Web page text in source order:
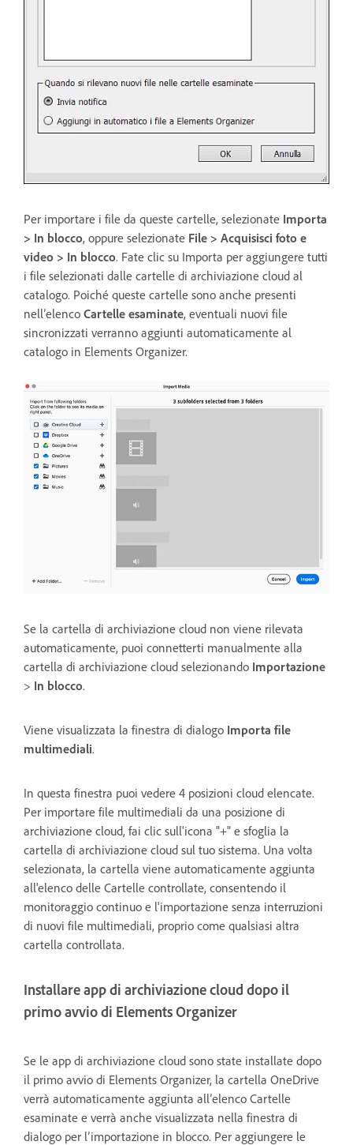
Per importare i file da queste cartelle, selezionate Importa
> In blocco, oppure selezionate File > Acquisisci foto e
video > In blocco. Fate clic su Importa per aggiungere tutti
i file selezionati dalle cartelle di archiviazione cloud al
catalogo. Poiché queste cartelle sono anche presenti
nell’elenco Cartelle esaminate, eventuali nuovi file
sincronizzati verranno aggiunti automaticamente al
catalogo in Elements Organizer.
Se la cartella di archiviazione cloud non viene rilevata
automaticamente, puoi connetterti manualmente alla
cartella di archiviazione cloud selezionando Importazione
> In blocco.
Viene visualizzata la finestra di dialogo Importa file
multimediali.
In questa finestra puoi vedere 4 posizioni cloud elencate.
Per importare file multimediali da una posizione di
archiviazione cloud, fai clic sull'icona "+" e sfoglia la
cartella di archiviazione cloud sul tuo sistema. Una volta
selezionata, la cartella viene automaticamente aggiunta
all'elenco delle Cartelle controllate, consentendo il
monitoraggio continuo e l'importazione senza interruzioni
di nuovi file multimediali, proprio come qualsiasi altra
cartella controllata.
Installare app di archiviazione cloud dopo il
primo avvio di Elements Organizer
Se le app di archiviazione cloud sono state installate dopo
il primo avvio di Elements Organizer, la cartella OneDrive
verrà automaticamente aggiunta all’elenco Cartelle
esaminate e verrà anche visualizzata nella finestra di
dialogo per l’importazione in blocco. Per aggiungere le